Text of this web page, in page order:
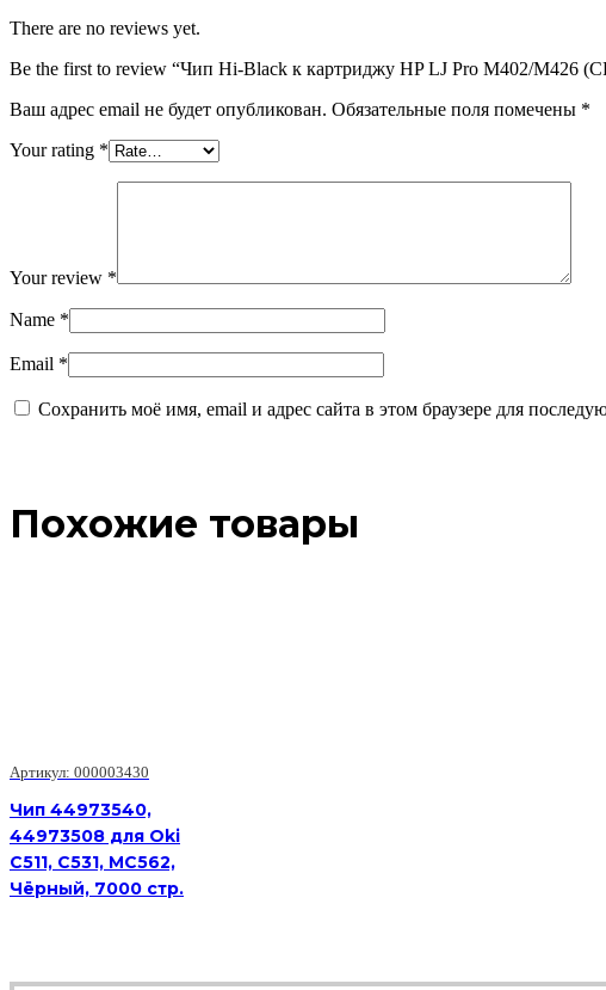
картриджу
HP
LJ
M402/M426
(CF226A)
OEM
There are no reviews yet.
Be the first to review “Чип Hi-Black к картриджу HP LJ Pro M402/M426
Ваш адрес email не будет опубликован. Обязательные поля помечены *
Your rating *
Your review *
Name *
Email *
Сохранить моё имя, email и адрес сайта в этом браузере для
Похожие товары
Артикул: 000003430
Чип 44973540,
44973508 для Oki
C511, C531, MC562,
Чёрный, 7000 стр.